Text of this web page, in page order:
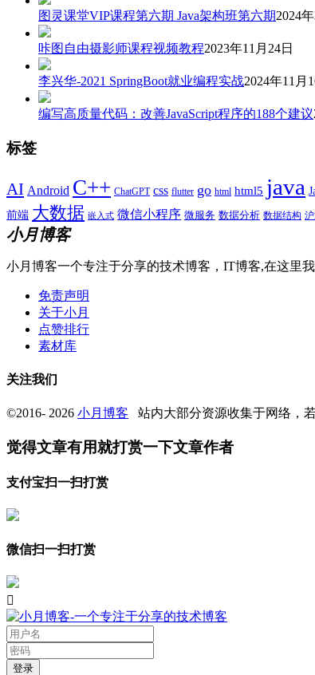
图灵课堂VIP课程第六期 Java架构班第六期2024
咔图自由摄影师课程视频教程2023年11月24日
李兴华-2021 SpringBoot就业编程实战2024年11月
编写高质量代码：改善JavaScript程序的188个建议
标签
AI Android C++ ChatGPT css flutter go html html5 java
前端 大数据 嵌入式 微信小程序 微服务 数据分析 数据结构
小月博客
小月博客一个专注于分享的技术博客，IT博客,在这里
免责声明
关于小月
点赞排行
素材库
关注我们
©2016- 2026 小月博客 站内大部分资源收集于网络，
觉得文章有用就打赏一下文章作者
支付宝扫一扫打赏
微信扫一扫打赏
